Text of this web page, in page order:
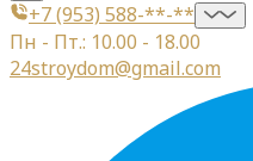
+7 (953) 588-**-**
Пн - Пт.: 10.00 - 18.00
24stroydom@gmail.com